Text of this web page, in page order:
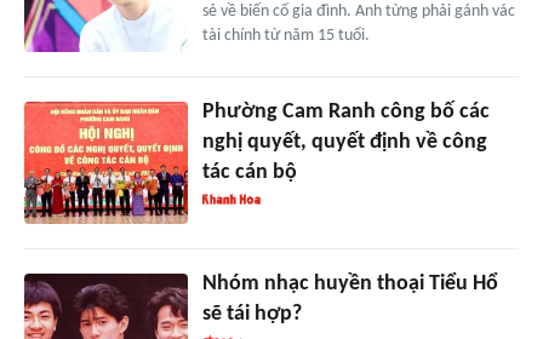
sẻ về biến cố gia đình. Anh từng phải gánh vác
tài chính từ năm 15 tuổi.
Phường Cam Ranh công bố các
nghị quyết, quyết định về công
tác cán bộ
Nhóm nhạc huyền thoại Tiểu Hổ
sẽ tái hợp?